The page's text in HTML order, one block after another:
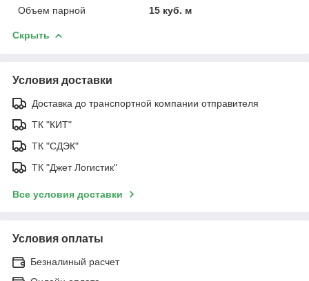
Объем парной
15 куб. м
Скрыть
Условия доставки
Доставка до транспортной компании отправителя
ТК "КИТ"
ТК "СДЭК"
ТК "Джет Логистик"
Все условия доставки
Условия оплаты
Безналиный расчет